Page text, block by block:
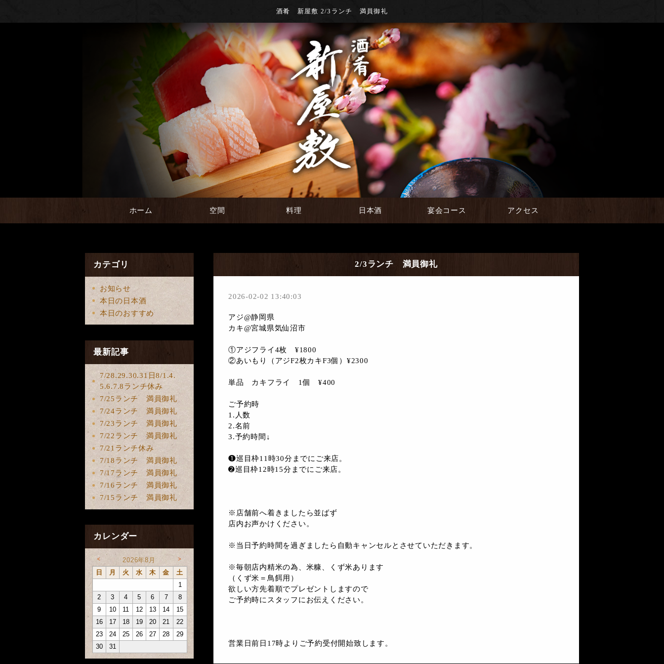
酒肴 新屋敷 2/3ランチ 満員御礼
ホーム 空間 料理 日本酒 宴会コース アクセス
カテゴリ
お知らせ
本日の日本酒
本日のおすすめ
最新記事
7/28.29.30.31日8/1.4.
5.6.7.8ランチ休み
7/25ランチ 満員御礼
7/24ランチ 満員御礼
7/23ランチ 満員御礼
7/22ランチ 満員御礼
7/21ランチ休み
7/18ランチ 満員御礼
7/17ランチ 満員御礼
7/16ランチ 満員御礼
7/15ランチ 満員御礼
カレンダー
< 2026年8月 >
日 月 火 水 木 金
土
1
2
3 4 5 6 7
8
9
10 11 12 13 14
15
16
17 18 19 20 21
22
23
24 25 26 27 28
29
30
31
2/3ランチ 満員御礼
2026-02-02 13:40:03
アジ@静岡県
カキ@宮城県気仙沼市
①アジフライ4枚 ¥1800
②あいもり（アジF2枚カキF3個）¥2300
単品 カキフライ 1個 ¥400
ご予約時
1.人数
2.名前
3.予約時間↓
❶巡目枠11時30分までにご来店。
➋巡目枠12時15分までにご来店。
※店舗前へ着きましたら並ばず
店内お声かけください。
※当日予約時間を過ぎましたら自動キャンセルとさせていただきます。
※毎朝店内精米の為、米糠、くず米あります
（くず米＝鳥餌用）
欲しい方先着順でプレゼントしますので
ご予約時にスタッフにお伝えください。
営業日前日17時よりご予約受付開始致します。